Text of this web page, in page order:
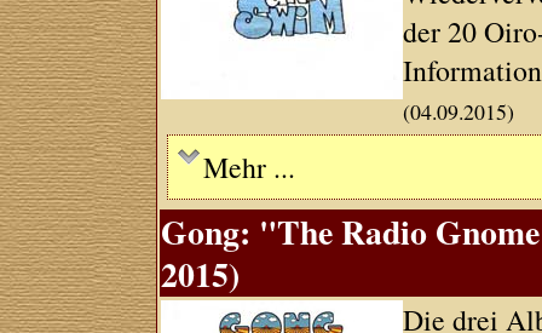
der 20
(04.09.2015)
Mehr ...
Gong: "The Radio
2015)
Die drei